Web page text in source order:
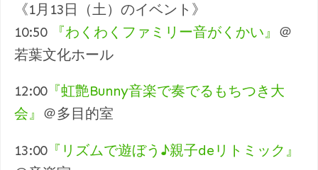
《1月13日（土）のイベント》
10:50
『わくわくファミリー音がくかい』 ＠
若葉文化ホール
12:00『虹艶Bunny音楽で奏でるもちつき大
会』 ＠多目的室
13:00『リズムで遊ぼう♪親子deリトミック』